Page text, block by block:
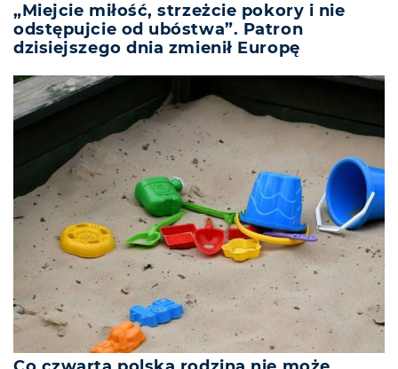
„Miejcie miłość, strzeżcie pokory i nie
odstępujcie od ubóstwa”. Patron
dzisiejszego dnia zmienił Europę